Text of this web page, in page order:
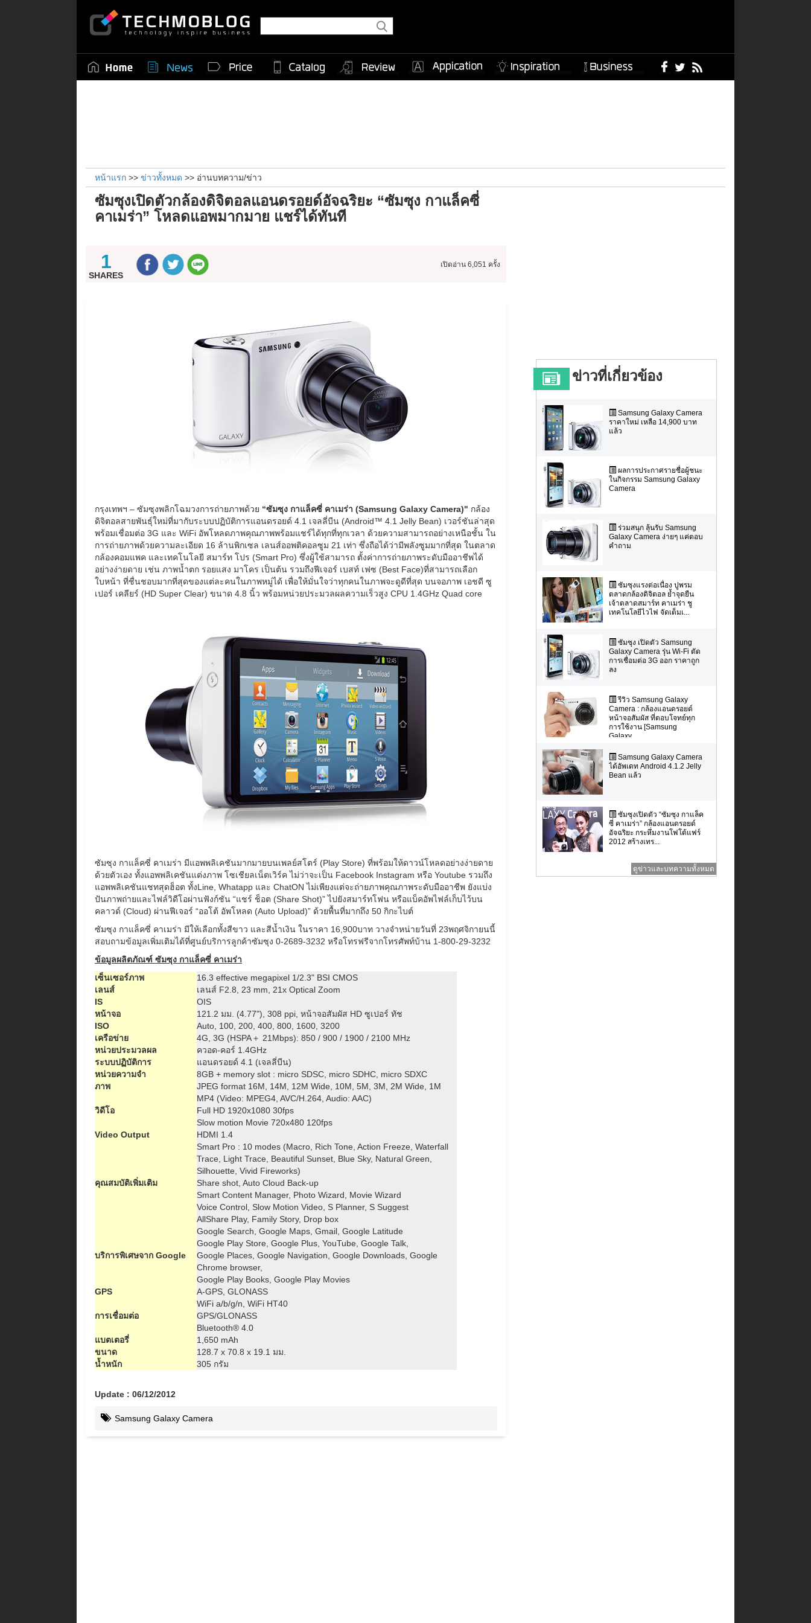
หน้าแรก >> ข่าวทั้งหมด >> อ่านบทความ/ข่าว
ซัมซุงเปิดตัวกล้องดิจิตอลแอนดรอยด์อัจฉริยะ “ซัมซุง กาแล็คซี่
คาเมร่า” โหลดแอพมากมาย แชร์ได้ทันที
1
SHARES
เปิดอ่าน 6,051 ครั้ง
กรุงเทพฯ – ซัมซุงพลิกโฉมวงการถ่ายภาพด้วย “ซัมซุง กาแล็คซี่ คาเมร่า (Samsung Galaxy Camera)" กล้อง
ดิจิตอลสายพันธุ์ใหม่ที่มากับระบบปฏิบัติการแอนดรอยด์ 4.1 เจลลี่บีน (Android™ 4.1 Jelly Bean) เวอร์ชันล่าสุด
พร้อมเชื่อมต่อ 3G และ WiFi อัพโหลดภาพคุณภาพพร้อมแชร์ได้ทุกที่ทุกเวลา ด้วยความสามารถอย่างเหนือชั้น ใน
การถ่ายภาพด้วยความละเอียด 16 ล้านพิกเซล เลนส์ออพติคอลซูม 21 เท่า ซึ่งถือได้ว่ามีพลังซูมมากที่สุด ในตลาด
กล้องคอมแพค และเทคโนโลยี สมาร์ท โปร (Smart Pro) ซึ่งผู้ใช้สามารถ ตั้งค่าการถ่ายภาพระดับมืออาชีพได้
อย่างง่ายดาย เช่น ภาพน้ำตก รอยแสง มาโคร เป็นต้น รวมถึงฟีเจอร์ เบสท์ เฟซ (Best Face)ที่สามารถเลือก
ใบหน้า ที่ชื่นชอบมากที่สุดของแต่ละคนในภาพหมู่ได้ เพื่อให้มั่นใจว่าทุกคนในภาพจะดูดีที่สุด บนจอภาพ เอชดี ซู
เปอร์ เคลียร์ (HD Super Clear) ขนาด 4.8 นิ้ว พร้อมหน่วยประมวลผลความเร็วสูง CPU 1.4GHz Quad core
ซัมซุง กาแล็คซี่ คาเมร่า มีแอพพลิเคชันมากมายบนเพลย์สโตร์ (Play Store) ที่พร้อมให้ดาวน์โหลดอย่างง่ายดาย
ด้วยตัวเอง ทั้งแอพพลิเคชันแต่งภาพ โซเชียลเน็ตเวิร์ค ไม่ว่าจะเป็น Facebook Instagram หรือ Youtube รวมถึง
แอพพลิเคชันแชทสุดฮ็อต ทั้งLine, Whatapp และ ChatON ไม่เพียงแต่จะถ่ายภาพคุณภาพระดับมืออาชีพ ยังแบ่ง
ปันภาพถ่ายและไฟล์วิดีโอผ่านฟังก์ชัน “แชร์ ช็อต (Share Shot)” ไปยังสมาร์ทโฟน หรือแบ็คอัพไฟล์เก็บไว้บน
คลาวด์ (Cloud) ผ่านฟีเจอร์ “ออโต้ อัพโหลด (Auto Upload)” ด้วยพื้นที่มากถึง 50 กิกะไบต์
ซัมซุง กาแล็คซี่ คาเมร่า มีให้เลือกทั้งสีขาว และสีน้ำเงิน ในราคา 16,900บาท วางจำหน่ายวันที่ 23พฤศจิกายนนี้
สอบถามข้อมูลเพิ่มเติมได้ที่ศูนย์บริการลูกค้าซัมซุง 0-2689-3232 หรือโทรฟรีจากโทรศัพท์บ้าน 1-800-29-3232
ข้อมูลผลิตภัณฑ์ ซัมซุง กาแล็คซี่ คาเมร่า
เซ็นเซอร์ภาพ
16.3 effective megapixel 1/2.3" BSI CMOS
เลนส์
เลนส์ F2.8, 23 mm, 21x Optical Zoom
IS
OIS
หน้าจอ
121.2 มม. (4.77"), 308 ppi, หน้าจอสัมผัส HD ซูเปอร์ ทัช
ISO
Auto, 100, 200, 400, 800, 1600, 3200
เครือข่าย
4G, 3G (HSPA＋ 21Mbps): 850 / 900 / 1900 / 2100 MHz
หน่วยประมวลผล
ควอด-คอร์ 1.4GHz
ระบบปฏิบัติการ
แอนดรอยด์ 4.1 (เจลลี่บีน)
หน่วยความจำ
8GB + memory slot : micro SDSC, micro SDHC, micro SDXC
ภาพ
JPEG format 16M, 14M, 12M Wide, 10M, 5M, 3M, 2M Wide, 1M
วิดีโอ
MP4 (Video: MPEG4, AVC/H.264, Audio: AAC)
Full HD 1920x1080 30fps
Slow motion Movie 720x480 120fps
Video Output
HDMI 1.4
คุณสมบัติเพิ่มเติม
Smart Pro : 10 modes (Macro, Rich Tone, Action Freeze, Waterfall
Trace, Light Trace, Beautiful Sunset, Blue Sky, Natural Green,
Silhouette, Vivid Fireworks)
Share shot, Auto Cloud Back-up
Smart Content Manager, Photo Wizard, Movie Wizard
Voice Control, Slow Motion Video, S Planner, S Suggest
AllShare Play, Family Story, Drop box
บริการพิเศษจาก Google
Google Search, Google Maps, Gmail, Google Latitude
Google Play Store, Google Plus, YouTube, Google Talk,
Google Places, Google Navigation, Google Downloads, Google
Chrome browser,
Google Play Books, Google Play Movies
GPS
A-GPS, GLONASS
การเชื่อมต่อ
WiFi a/b/g/n, WiFi HT40
GPS/GLONASS
Bluetooth® 4.0
แบตเตอรี่
1,650 mAh
ขนาด
128.7 x 70.8 x 19.1 มม.
น้ำหนัก
305 กรัม
Update : 06/12/2012
Samsung Galaxy Camera
ข่าวที่เกี่ยวข้อง
Samsung Galaxy Camera
ราคาใหม่ เหลือ 14,900 บาท
แล้ว
ผลการประกาศรายชื่อผู้ชนะ
ในกิจกรรม Samsung Galaxy
Camera
ร่วมสนุก ลุ้นรับ Samsung
Galaxy Camera ง่ายๆ แค่ตอบ
คำถาม
ซัมซุงแรงต่อเนื่อง ปูพรม
ตลาดกล้องดิจิตอล ย้ำจุดยืน
เจ้าตลาดสมาร์ท คาเมร่า ชู
เทคโนโลยีไวไฟ จัดเต็มเ...
ซัมซุง เปิดตัว Samsung
Galaxy Camera รุ่น Wi-Fi ตัด
การเชื่อมต่อ 3G ออก ราคาถูก
ลง
รีวิว Samsung Galaxy
Camera : กล้องแอนดรอยด์
หน้าจอสัมผัส ที่ตอบโจทย์ทุก
การใช้งาน [Samsung
Galaxy...
Samsung Galaxy Camera
ได้อัพเดท Android 4.1.2 Jelly
Bean แล้ว
ซัมซุงเปิดตัว “ซัมซุง กาแล็ค
ซี่ คาเมร่า” กล้องแอนดรอยด์
อัจฉริยะ กระหึ่มงานโฟโต้แฟร์
2012 สร้างเทร...
ดูข่าวและบทความทั้งหมด